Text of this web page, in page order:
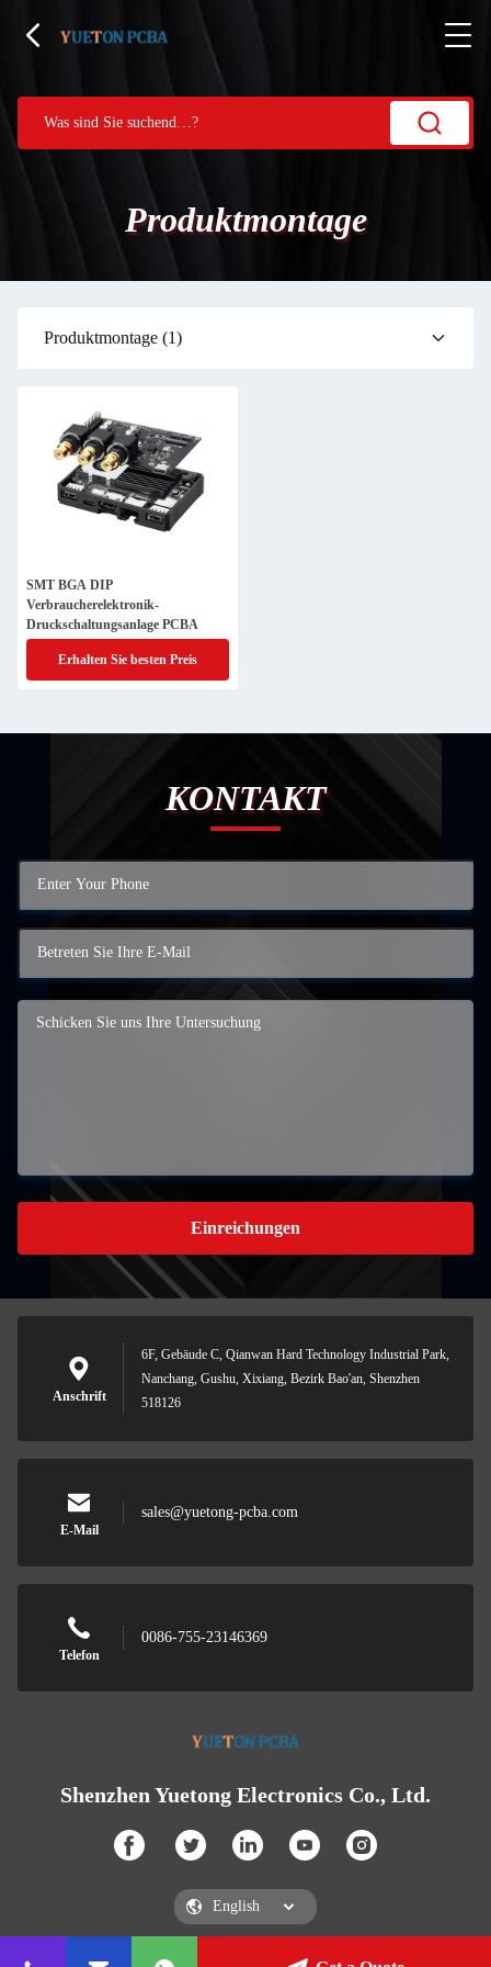
Produktmontage
Produktmontage (1)
SMT BGA DIP
Verbraucherelektronik-
Druckschaltungsanlage PCBA
Erhalten Sie besten Preis
KONTAKT
Einreichungen
Anschrift
6F, Gebäude C, Qianwan Hard Technology Industrial Park,
Nanchang, Gushu, Xixiang, Bezirk Bao'an, Shenzhen
518126
E-Mail
sales@yuetong-pcba.com
Telefon
0086-755-23146369
Shenzhen Yuetong Electronics Co., Ltd.